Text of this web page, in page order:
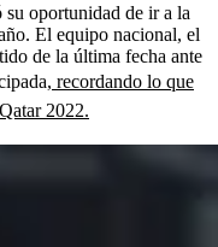
oportunidad de ir a la
El equipo nacional, el
de la última fecha ante
recordando lo que
2022.